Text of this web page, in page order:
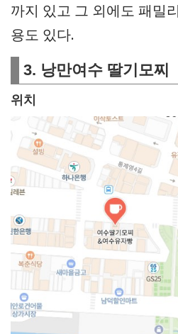
까지 있고 그 외에도 패밀
용도 있다.
3. 낭만여수 딸기모찌
위치